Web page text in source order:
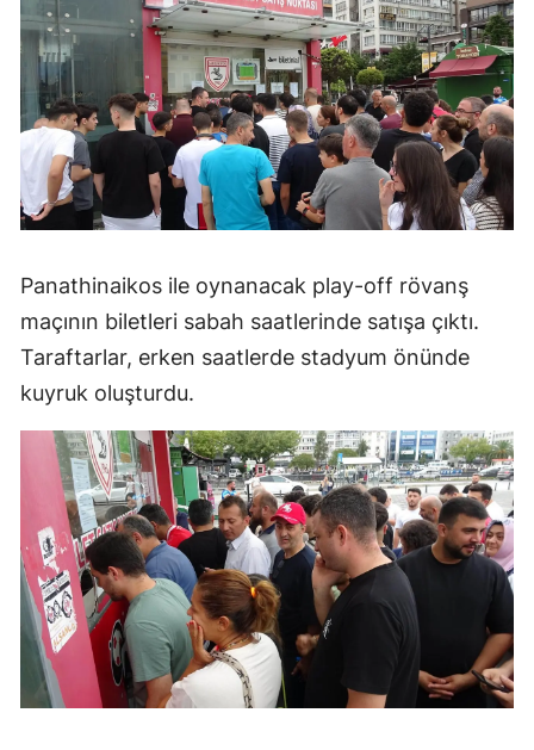
Panathinaikos ile oynanacak play-off rövanş
maçının biletleri sabah saatlerinde satışa çıktı.
Taraftarlar, erken saatlerde stadyum önünde
kuyruk oluşturdu.